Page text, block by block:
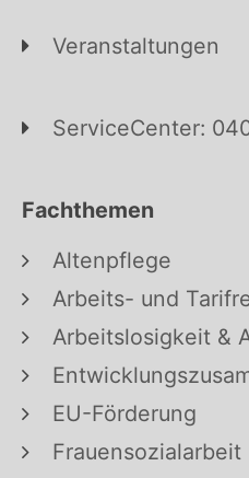
Veranstaltungen
ServiceCenter:
Fachthemen
Altenpflege
Arbeits- und
Arbeitslosigkeit &
EU-Förderung
Frauensozialarbeit